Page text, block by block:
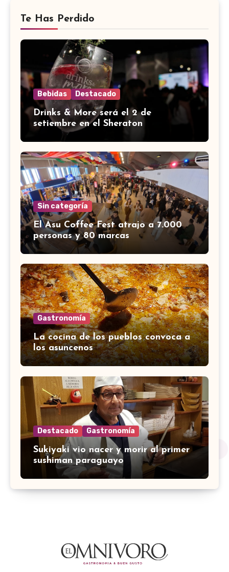
Te Has Perdido
Bebidas Destacado
Drinks & More será el 2 de
setiembre en el Sheraton
Sin categoría
El Asu Coffee Fest atrajo a 7.000
personas y 80 marcas
Gastronomía
La cocina de los pueblos convoca a
los asuncenos
Destacado Gastronomía
Sukiyaki vio nacer y morir al primer
sushiman paraguayo